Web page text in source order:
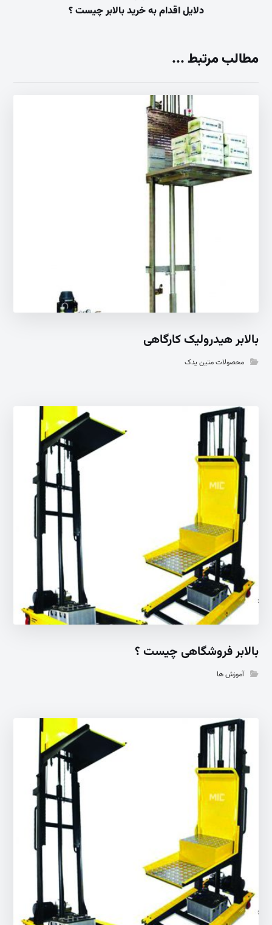
دلایل اقدام به خرید بالابر چیست ؟
مطالب مرتبط ...
بالابر هیدرولیک کارگاهی
محصولات متین یدک
بالابر فروشگاهی چیست ؟
آموزش ها